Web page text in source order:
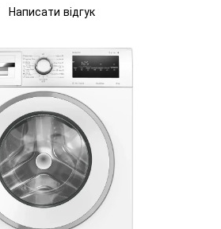
Написати відгук